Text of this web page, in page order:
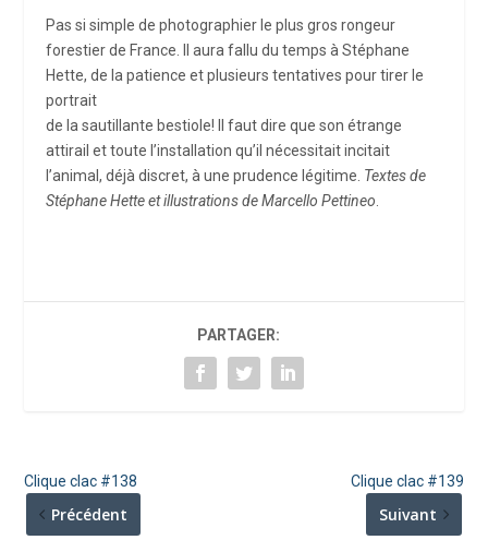
Pas si simple de photographier le plus gros rongeur
forestier de France. Il aura fallu du temps à Stéphane
Hette, de la patience et plusieurs tentatives pour tirer le
portrait
de la sautillante bestiole! Il faut dire que son étrange
attirail et toute l’installation qu’il nécessitait incitait
l’animal, déjà discret, à une prudence légitime. Textes de
Stéphane Hette et illustrations de Marcello Pettineo.
PARTAGER:
Clique clac #138
Précédent
Clique clac #139
Suivant